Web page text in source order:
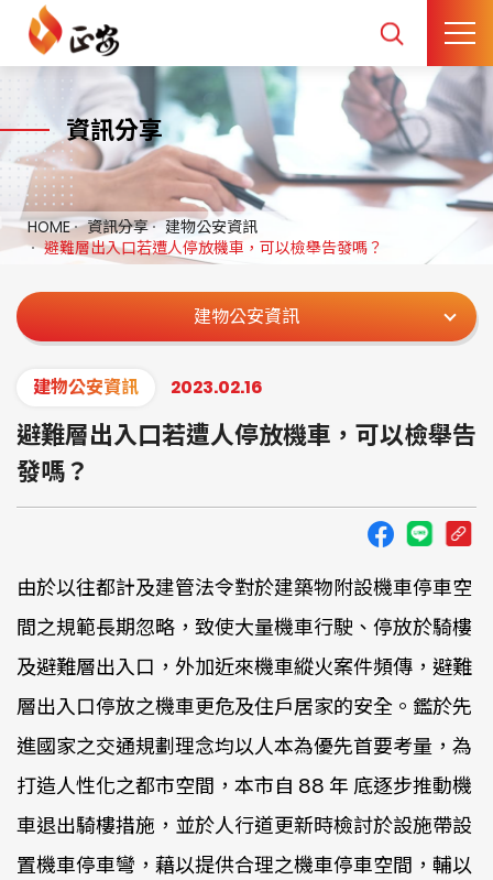
資訊分享
HOME 資訊分享
建物公安資訊
避難層出入口若遭人停放機車，可以檢舉告發嗎？
建物公安資訊
建物公安資訊 2023.02.16
避難層出入口若遭人停放機車，可以檢舉告
發嗎？
由於以往都計及建管法令對於建築物附設機車停車空
間之規範長期忽略，致使大量機車行駛、停放於騎樓
及避難層出入口，外加近來機車縱火案件頻傳，避難
層出入口停放之機車更危及住戶居家的安全。鑑於先
進國家之交通規劃理念均以人本為優先首要考量，為
打造人性化之都市空間，本市自 88 年 底逐步推動機
車退出騎樓措施，並於人行道更新時檢討於設施帶設
置機車停車彎，藉以提供合理之機車停車空間，輔以